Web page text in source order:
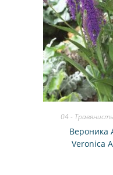
04 -
Вероника
Veronica